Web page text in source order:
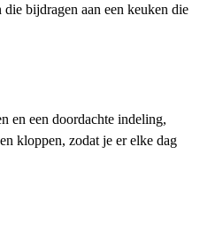
bijdragen aan een keuken die
en een doordachte indeling,
kloppen, zodat je er elke dag